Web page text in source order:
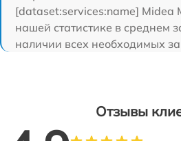
[dataset:services:name] Midea
нашей статистике в среднем
наличии всех необходимых
Отзывы